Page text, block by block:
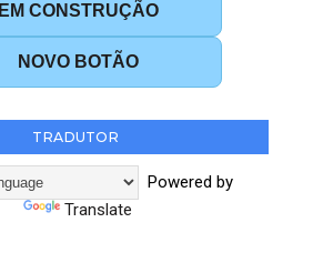
EM CONSTRUÇÃO
NOVO BOTÃO
TRADUTOR
Powered by
Translate